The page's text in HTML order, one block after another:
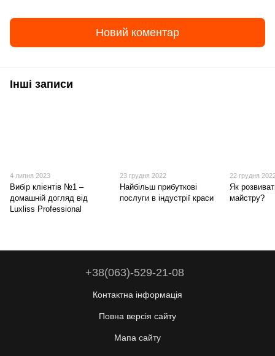
Новий коментар
Інші записи
4 липня 2023
Вибір клієнтів №1 –
домашній догляд від
Luxliss Professional
23 грудня 2022
Найбільш прибуткові
послуги в індустрії краси
22 грудня
Як
майстру?
+38(063)-529-21-08
Контактна інформація
Повна версія сайту
Мапа сайту